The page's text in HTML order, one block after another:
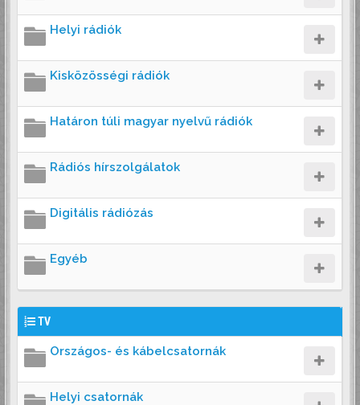
Helyi rádiók
Kisközösségi rádiók
Határon túli magyar nyelvű rádiók
Rádiós hírszolgálatok
Digitális rádiózás
Egyéb
TV
Országos- és kábelcsatornák
Helyi csatornák